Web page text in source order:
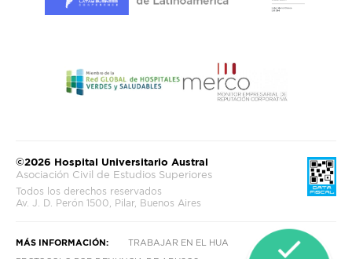
©2026 Hospital Universitario Austral
Asociación Civil de Estudios Superiores
Todos los derechos reservados
Av. J. D. Perón 1500, Pilar, Buenos Aires
MÁS INFORMACIÓN: TRABAJAR EN EL HUA